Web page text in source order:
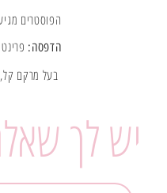
הפוסטרים
הדפסה: פרינט
בעל מרקם
יש לך